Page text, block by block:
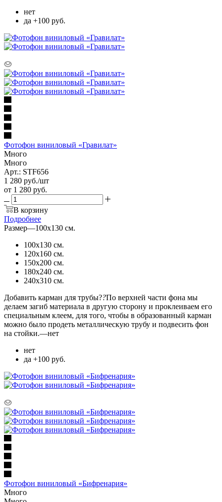
нет
да +100 руб.
Фотофон виниловый «Гравилат»
Много
Много
Арт.: STF656
1 280 руб./шт
от 1 280 руб.
В корзину
Подробнее
Размер—100х130 см.
100х130 см.
120х160 см.
150х200 см.
180х240 см.
240х310 см.
Добавить карман для трубы??По верхней части фона мы
делаем загиб материала в другую сторону и проклеиваем его
специальным клеем, для того, чтобы в образованный карман
можно было продеть металлическую трубу и подвесить фон
на стойки.—нет
нет
да +100 руб.
Фотофон виниловый «Бифренария»
Много